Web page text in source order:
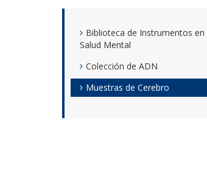
Biblioteca de Instrumentos en
Salud Mental
Colección de ADN
Muestras de Cerebro